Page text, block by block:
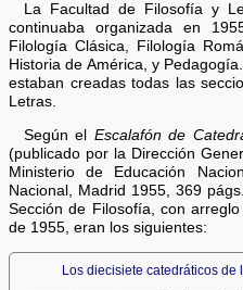
La Facultad de Filosofía y
continuaba organizada en
Filología Clásica, Filología
Historia de América, y
estaban creadas todas las
Letras.
Según el Escalafón de
(publicado por la Dirección
Ministerio de Educación
Nacional, Madrid 1955, 369
Sección de Filosofía, con
de 1955, eran los siguientes:
Los diecisiete catedráticos